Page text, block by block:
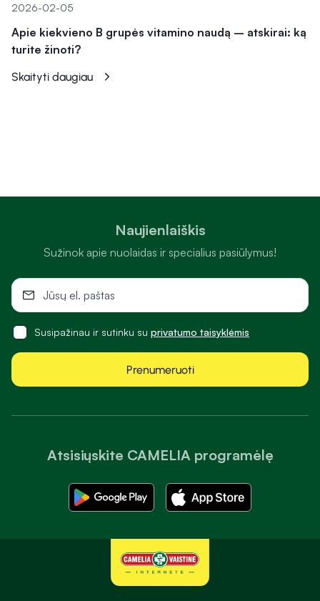
2026-02-05
Apie kiekvieno B grupės vitamino naudą – atskirai: ką
turite žinoti?
Skaityti daugiau
Atsisiųskite CAMELIA programėlę
Naujienlaiškis
Sužinok apie nuolaidas ir specialius pasiūlymus!
Susipažinau ir sutinku su privatumo taisyklėmis
Prenumeruoti